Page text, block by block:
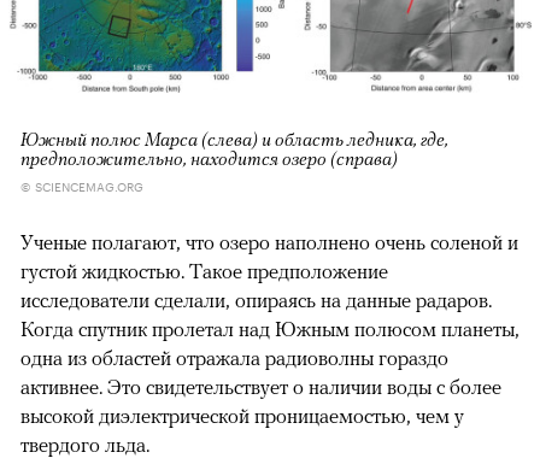
Южный полюс Марса (слева) и область ледника, где,
предположительно, находится озеро (справа)
© SCIENCEMAG.ORG
Ученые полагают, что озеро наполнено очень соленой и
густой жидкостью. Такое предположение
исследователи сделали, опираясь на данные радаров.
Когда спутник пролетал над Южным полюсом планеты,
одна из областей отражала радиоволны гораздо
активнее. Это свидетельствует о наличии воды с более
высокой диэлектрической проницаемостью, чем у
твердого льда.